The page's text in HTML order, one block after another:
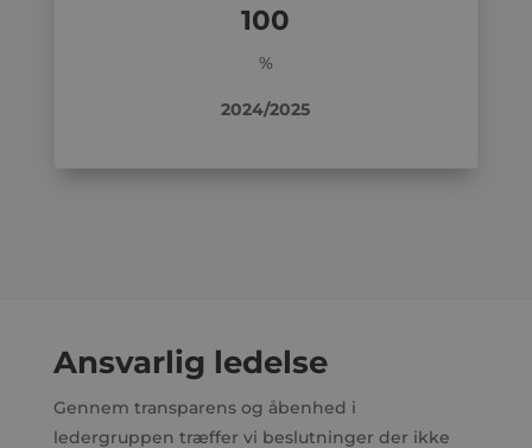
100
%
2024/2025
Ansvarlig ledelse
Gennem transparens og åbenhed i
ledergruppen træffer vi beslutninger der ikke